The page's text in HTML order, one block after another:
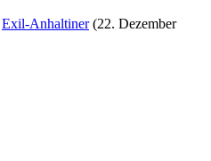
Exil-Anhaltiner(22. Dezember